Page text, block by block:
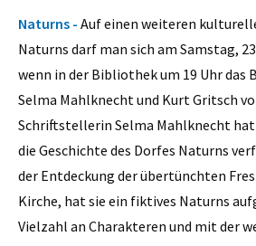
Naturns - Auf einen weiteren
Naturns darf man sich am Samstag,
wenn in der Bibliothek um 19 Uhr das
Selma Mahlknecht und Kurt Gritsch
Schriftstellerin Selma Mahlknecht
die Geschichte des Dorfes Naturns
der Entdeckung der übertünchten
Kirche, hat sie ein fiktives Naturns
Vielzahl an Charakteren und mit der